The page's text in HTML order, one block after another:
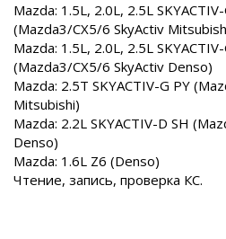
Mazda: 1.5L, 2.0L, 2.5L
(Mazda3/CX5/6 SkyActiv
Mazda: 1.5L, 2.0L, 2.5L
(Mazda3/CX5/6 SkyActiv Denso)
Mazda: 2.5T SKYACTIV-G PY
Mitsubishi)
Mazda: 2.2L SKYACTIV-D SH
Denso)
Mazda: 1.6L Z6 (Denso)
Чтение, запись, проверка КС.